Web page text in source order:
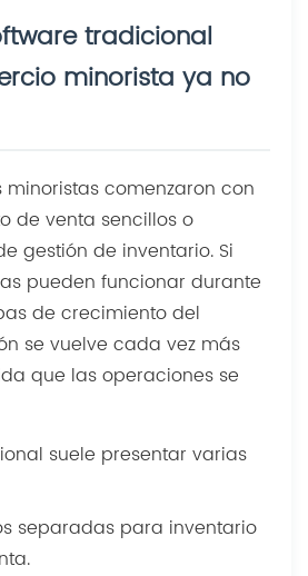
tradicional
minorista ya no
minoristas comenzaron con
de venta sencillos o
gestión de inventario. Si
pueden funcionar durante
de crecimiento del
se vuelve cada vez más
que las operaciones se
suele presentar varias
separadas para inventario